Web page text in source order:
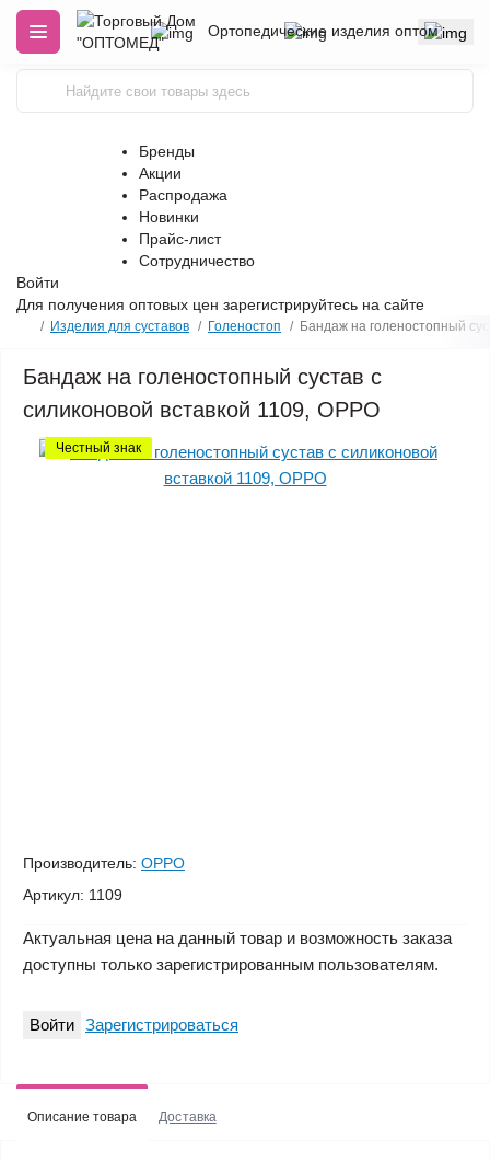
Ортопедические изделия оптом
Бренды
Акции
Распродажа
Новинки
Прайс-лист
Сотрудничество
Войти
Для получения оптовых цен зарегистрируйтесь на сайте
Изделия для суставов Голеностоп Бандаж на голеностопный
Бандаж на голеностопный сустав с
силиконовой вставкой 1109, OPPO
Честный знак
Производитель: OPPO
Артикул: 1109
Актуальная цена на данный товар и возможность заказа
доступны только зарегистрированным пользователям.
Войти Зарегистрироваться
Описание товара Доставка